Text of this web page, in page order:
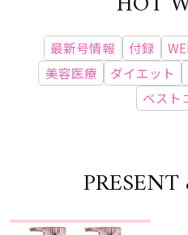
最新号情報 付録
美容医療
ダイエット
ベスト